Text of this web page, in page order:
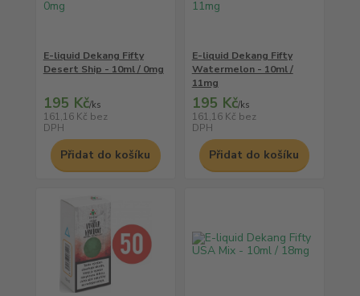
E-liquid Dekang Fifty
Desert Ship - 10ml / 0mg
195 Kč/ks
161,16 Kč bez
DPH
Přidat do košíku
E-liquid Dekang Fifty
Watermelon - 10ml /
11mg
195 Kč/ks
161,16 Kč bez
DPH
Přidat do košíku